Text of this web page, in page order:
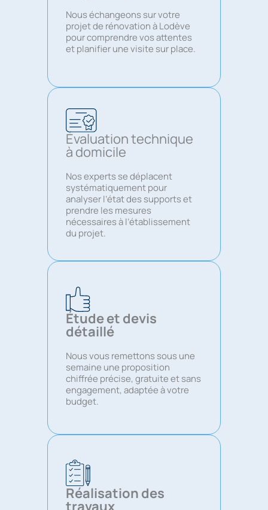
Nous échangeons sur votre
projet de rénovation à Lodève
pour comprendre vos attentes
et planifier une visite sur place.
Évaluation technique
à domicile
Nos experts se déplacent
systématiquement pour
analyser l’état des supports et
prendre les mesures
nécessaires à l’établissement
du projet.
Étude et devis
détaillé
Nous vous remettons sous une
semaine une proposition
chiffrée précise, gratuite et sans
engagement, adaptée à votre
budget.
Réalisation des
travaux